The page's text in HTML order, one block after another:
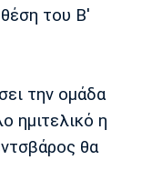
Μαρσέιγ
του Β'
την ομάδα
ημιτελικό η
θα